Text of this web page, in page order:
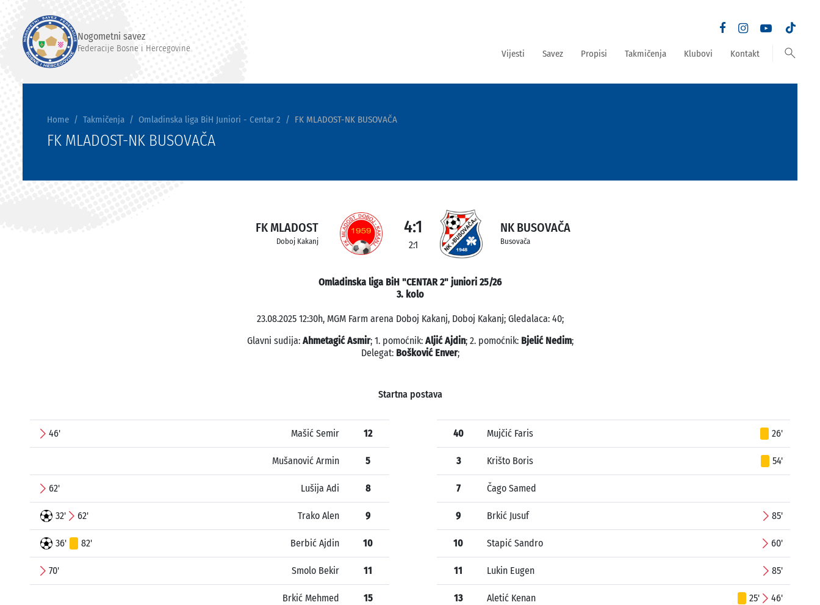
Nogometni savez
Federacije Bosne i Hercegovine Vijesti Savez Propisi Takmičenja Klubovi Kontakt search
Home Takmičenja Omladinska liga BiH Juniori - Centar 2 FK MLADOST-NK BUSOVAČA
FK MLADOST-NK BUSOVAČA
FK MLADOST
Doboj Kakanj
4:1
2:1
NK BUSOVAČA
Busovača
Omladinska liga BiH "CENTAR 2" juniori 25/26
3. kolo
23.08.2025 12:30h, MGM Farm arena Doboj Kakanj, Doboj Kakanj; Gledalaca: 40;
Glavni sudija: Ahmetagić Asmir; 1. pomoćnik: Aljić Ajdin; 2. pomoćnik: Bjelić Nedim;
Delegat: Bošković Enver;
Startna postava
46' Mašić Semir 12
Mušanović Armin 5
62' Lušija Adi 8
32' 62' Trako Alen 9
36' 82' Berbić Ajdin 10
70' Smolo Bekir 11
Brkić Mehmed 15
40 Mujčić Faris 26'
3 Krišto Boris 54'
7 Čago Samed
9 Brkić Jusuf 85'
10 Stapić Sandro 60'
11 Lukin Eugen 85'
13 Aletić Kenan 25' 46'